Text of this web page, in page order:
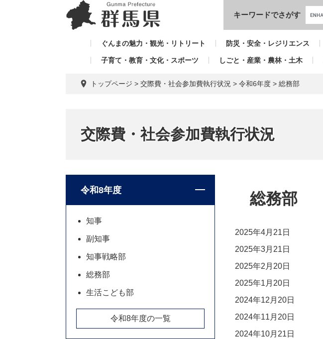
キーワードでさがす
ぐんまの魅力・観光・リトリート 防災・安全・レジリエンス
子育て・教育・文化・スポーツ しごと・産業・農林・土木
トップページ > 交際費・社会参加費執行状況 > 令和6年度 > 総務部
交際費・社会参加費執行状況
総務部
2025年4月21日
2025年3月21日
2025年2月20日
2025年1月20日
2024年12月20日
2024年11月20日
2024年10月21日
令和8年度
知事
副知事
知事戦略部
総務部
生活こども部
令和8年度の一覧